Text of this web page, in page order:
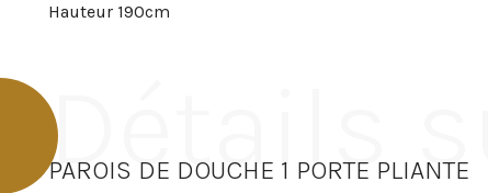
Hauteur 190cm
Détails
PAROIS DE DOUCHE 1 PORTE PLIANTE